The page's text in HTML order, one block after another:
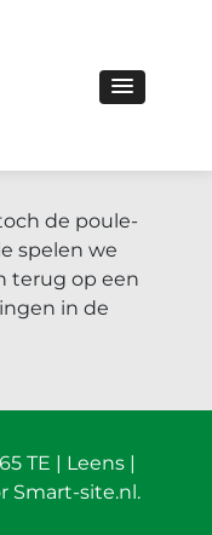
de poule-
spelen we
terug op een
in de
TE | Leens |
Smart-site.nl.